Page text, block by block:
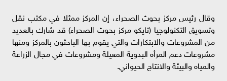
وقال رئيس مركز بحوث الصحراء، إن المركز ممثلا في مكتب نقل
وتسويق التكنولوجيا (تايكو مركز بحوث الصحراء) قد شارك بالعديد
من المشروعات والابتكارات والتي يقوم بها الباحثون بالمركز ومنها
مشروعات دعم المرأه البدوية المعيلة ومشروعات في مجال الزراعة
والمياه والبيئة والانتاج الحيواني.